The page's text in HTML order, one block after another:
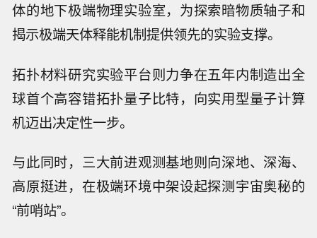
体的地下极端物理实验室，为探索暗物质轴子和
揭示极端天体释能机制提供领先的实验支撑。
拓扑材料研究实验平台则力争在五年内制造出全
球首个高容错拓扑量子比特，向实用型量子计算
机迈出决定性一步。
与此同时，三大前进观测基地则向深地、深海、
高原挺进，在极端环境中架设起探测宇宙奥秘的
“前哨站”。